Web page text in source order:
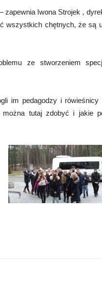
Iwona Strojek ,
wszystkich chętnych, że są
ze stworzeniem
im pedagodzy i
tutaj zdobyć i jakie